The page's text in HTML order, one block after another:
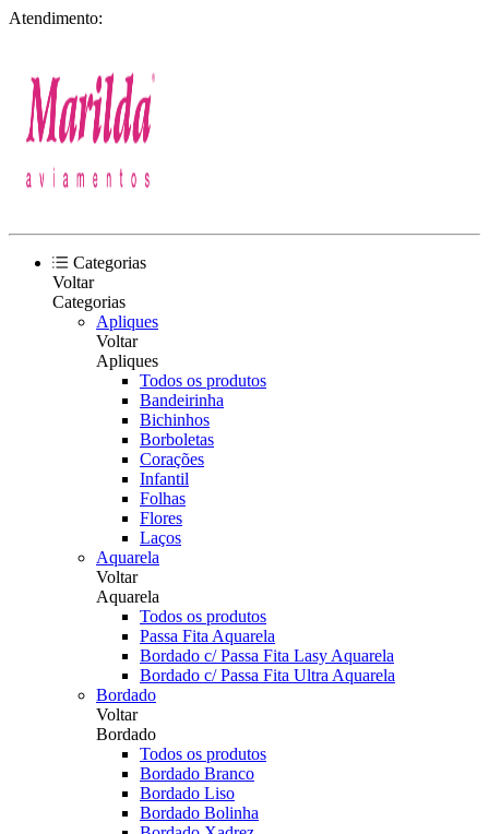
Atendimento:
Categorias
Voltar
Categorias
Apliques
Voltar
Apliques
Todos os produtos
Bandeirinha
Bichinhos
Borboletas
Corações
Infantil
Folhas
Flores
Laços
Aquarela
Voltar
Aquarela
Todos os produtos
Passa Fita Aquarela
Bordado c/ Passa Fita Lasy Aquarela
Bordado c/ Passa Fita Ultra Aquarela
Bordado
Voltar
Bordado
Todos os produtos
Bordado Branco
Bordado Liso
Bordado Bolinha